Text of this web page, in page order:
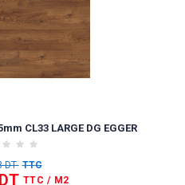
CL33 LARGE DG EGGER
DT TTC
TTC / M2